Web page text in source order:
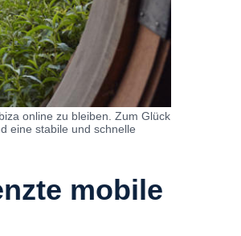
online zu bleiben. Zum Glück
eine stabile und schnelle
mobile